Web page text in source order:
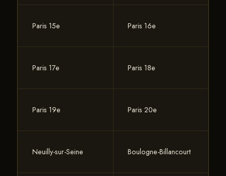
Paris 15e Paris 16e
Paris 17e Paris 18e
Paris 19e Paris 20e
Neuilly-sur-Seine Boulogne-Billancourt